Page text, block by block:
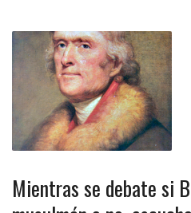
Mientras se debate si